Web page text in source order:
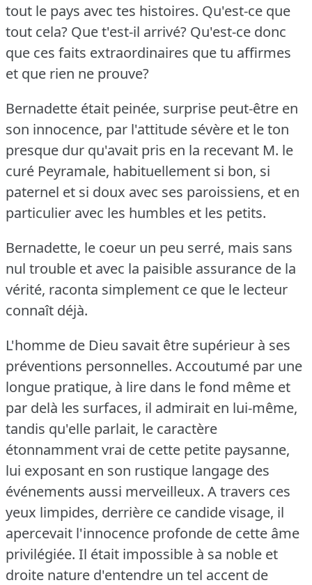
tout le pays avec tes histoires. Qu'est-ce que
tout cela? Que t'est-il arrivé? Qu'est-ce donc
que ces faits extraordinaires que tu affirmes
et que rien ne prouve?
Bernadette était peinée, surprise peut-être en
son innocence, par l'attitude sévère et le ton
presque dur qu'avait pris en la recevant M. le
curé Peyramale, habituellement si bon, si
paternel et si doux avec ses paroissiens, et en
particulier avec les humbles et les petits.
Bernadette, le coeur un peu serré, mais sans
nul trouble et avec la paisible assurance de la
vérité, raconta simplement ce que le lecteur
connaît déjà.
L'homme de Dieu savait être supérieur à ses
préventions personnelles. Accoutumé par une
longue pratique, à lire dans le fond même et
par delà les surfaces, il admirait en lui-même,
tandis qu'elle parlait, le caractère
étonnamment vrai de cette petite paysanne,
lui exposant en son rustique langage des
événements aussi merveilleux. A travers ces
yeux limpides, derrière ce candide visage, il
apercevait l'innocence profonde de cette âme
privilégiée. Il était impossible à sa noble et
droite nature d'entendre un tel accent de